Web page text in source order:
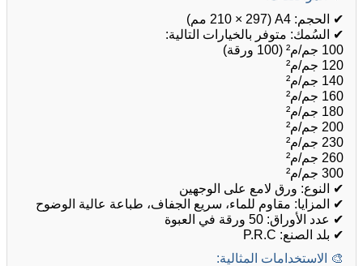
✔ الحجم: A4 (210 × 297 مم)
✔ السُمك: متوفر بالخيارات التالية:
100 جم/م² (100 ورقة)
120 جم/م²
140 جم/م²
160 جم/م²
180 جم/م²
200 جم/م²
230 جم/م²
260 جم/م²
300 جم/م²
✔ النوع: ورق لامع على الوجهين
✔ المزايا: مقاوم للماء، سريع الجفاف، طباعة عالية الوضوح
✔ عدد الأوراق: 50 ورقة في العبوة
✔ بلد الصنع: P.R.C
🎨 الاستخدامات المثالية: